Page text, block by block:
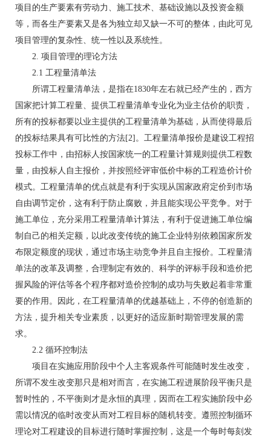
项目的生产要素有劳动力、施工技术、基础设施以及投资金额
等，而各生产要素又是各为独立却又缺一不可的整体，由此可见
项目管理的复杂性、统一性以及系统性。
2. 项目管理的理论方法
2.1 工程量清单法
所谓工程量清单法，是指在1830年左右就已经产生的，西方
国家把计算工程量、提供工程量清单专业化为业主估价的职责，
所有的投标都要以业主提供的工程量清单为基础，从而使得最后
的投标结果具有可比性的方法[2]。工程量清单报价是建设工程招
投标工作中，由招标人按国家统一的工程量计算规则提供工程数
量，由投标人自主报价，并按照经评审低价中标的工程造价计价
模式。工程量清单的优点就是有利于实现从国家政府定价到市场
自由调节定价，这有利于防止腐败，并且能实现公平竞争。对于
施工单位，充分采用工程量清单计算法，有利于促进施工单位编
制自己的相关定额，以此改变传统的施工企业特别依赖国家所发
布限定额度的现状，通过市场主动竞争并且自主报价。工程量清
单法的改革及调整，合理制定有效的、科学的评标手段和造价把
握风险的评估等各个程序都对造价控制的成功与失败起着非常重
要的作用。因此，在工程量清单的优越基础上，不停的创造新的
方法，提升相关专业素质，以更好的适应新时期管理发展的需
求。
2.2 循环控制法
项目在实施应用阶段中个人主客观条件可能随时发生改变，
所谓不发生改变那只是相对而言，在实施工程进展阶段平衡只是
暂时性的，不平衡则才是永恒的真理，因而在工程实施阶段中必
需以情况的临时改变从而对工程目标的随机转变。遵照控制循环
理论对工程建设的目标进行随时掌握控制，这是一个每时每刻发